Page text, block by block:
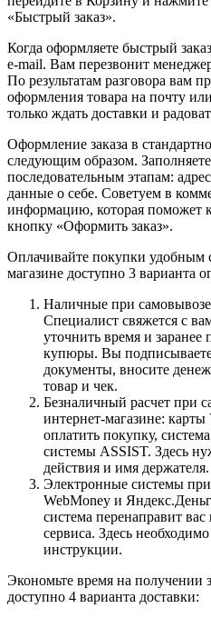
«Быстрый заказ».
Когда оформляете быстрый
e-mail. Вам перезвонит
По результатам разговора вам
оформления товара на почту
только ждать доставки и
Оформление заказа в
следующим образом.
последовательным этапам:
данные о себе. Советуем в
информацию, которая поможет
кнопку «Оформить заказ».
Оплачивайте покупки удобным
магазине доступно 3 варианта
Наличные при
Специалист свяжется с
уточнить время и заранее
купюры. Вы
документы, вносите
товар и чек.
Безналичный расчет при
интернет-магазине:
оплатить покупку,
системы ASSIST. Здесь
действия и имя держателя.
Электронные системы при
WebMoney и
система перенаправит
сервиса. Здесь
инструкции.
Экономьте время на получении
доступно 4 варианта доставки: